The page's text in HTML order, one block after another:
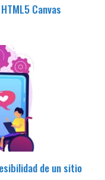
Canvas
de un sitio